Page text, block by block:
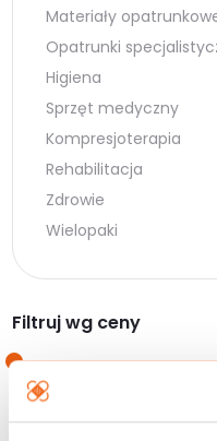
Materiały
Opatrunki
Higiena
Sprzęt medyczny
Kompresjoterapia
Rehabilitacja
Zdrowie
Wielopaki
Filtruj wg ceny